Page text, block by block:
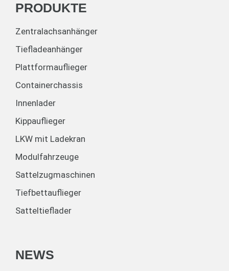
PRODUKTE
Zentralachsanhänger
Tiefladeanhänger
Plattformauflieger
Containerchassis
Innenlader
Kippauflieger
LKW mit Ladekran
Modulfahrzeuge
Sattelzugmaschinen
Tiefbettauflieger
Satteltieflader
NEWS